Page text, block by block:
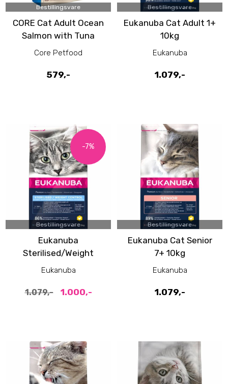
Bestillingsvare
CORE Cat Adult Ocean
Salmon with Tuna
Recipe 4 kg
Core Petfood
579,-
Bestillingsvare
Eukanuba Cat Adult 1+
10kg
Eukanuba
1.079,-
-7%
Bestillingsvare
Eukanuba
Sterilised/Weight
Control 1+ Adult cat
Eukanuba
1.079,- 1.000,-
Bestillingsvare
Eukanuba Cat Senior
7+ 10kg
Eukanuba
1.079,-